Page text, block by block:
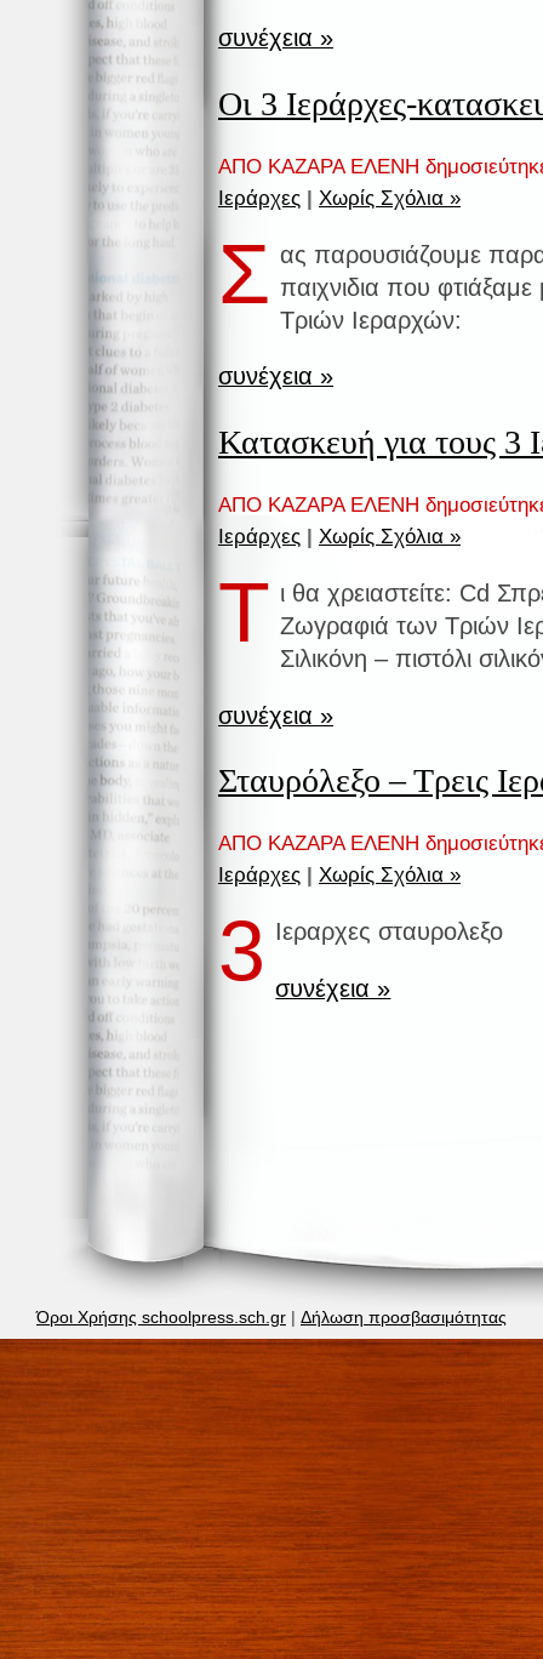
συνέχεια »
Οι 3 Ιεράρχες-
ΑΠΟ ΚΑΖΑΡΑ ΕΛΕΝΗ
Ιεράρχες | Χωρίς Σχόλια »
Σ ας παρουσιάζουμε
παιχνιδια που
Τριών Ιεραρχών:
συνέχεια »
Κατασκευή για τους 3
ΑΠΟ ΚΑΖΑΡΑ ΕΛΕΝΗ
Ιεράρχες | Χωρίς Σχόλια »
Τ ι θα χρειαστείτε: Cd
Ζωγραφιά των Τριών
Σιλικόνη – πιστόλι
συνέχεια »
Σταυρόλεξο – Τρεις
ΑΠΟ ΚΑΖΑΡΑ ΕΛΕΝΗ
Ιεράρχες | Χωρίς Σχόλια »
3 Ιεραρχες σταυρολεξο
συνέχεια »
Όροι Χρήσης schoolpress.sch.gr | Δήλωση προσβασιμότητας